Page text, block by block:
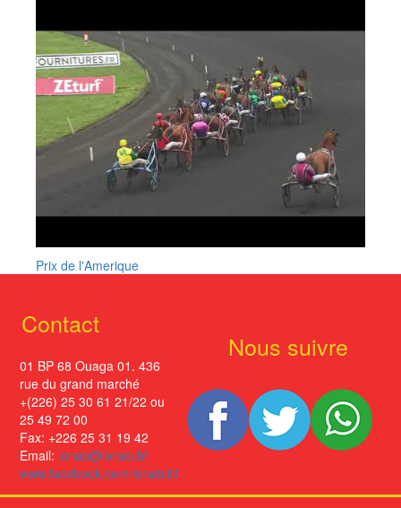
Prix de l'Amerique
Contact
01 BP 68 Ouaga 01. 436
rue du grand marché
+(226) 25 30 61 21/22 ou
25 49 72 00
Fax: +226 25 31 19 42
Email: lonab@lonab.bf
www.facebook.com/lonab.bf
Nous suivre